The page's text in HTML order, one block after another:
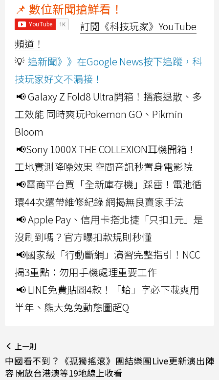
📌 數位新聞搶鮮看！
訂閱《科技玩家》YouTube
頻道！
💡 追新聞》》在Google News按下追蹤，科
技玩家好文不漏接！
📢 Galaxy Z Fold8 Ultra開箱！摺痕退散、多
工效能 同時爽玩Pokemon GO、Pikmin
Bloom
📢Sony 1000X THE COLLEXION耳機開箱！
工地實測降噪效果 空間音訊秒置身電影院
📢電商平台買「全新庫存機」踩雷！電池循
環44次還帶維修紀錄 網揭無良賣家手法
📢 Apple Pay、信用卡搭北捷「只扣1元」是
沒刷到嗎？官方曝扣款規則秒懂
📢國家級「行動斷網」演習完整指引！NCC
揭3重點：勿用手機處理重要工作
📢 LINE免費貼圖4款！「蛤」字必下載爽用
半年、熊大兔兔動態圖超Q
上一則
中國看不到？《孤獨搖滾》團結樂團Live更新演出陣
容 開放台港澳等19地線上收看